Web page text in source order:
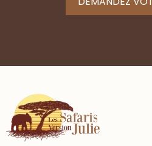
expérimentés.
Vol vers le parc
Installation au
sur les rives du fleuve.
Première activité